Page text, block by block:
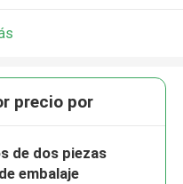
precio por
de dos piezas
embalaje